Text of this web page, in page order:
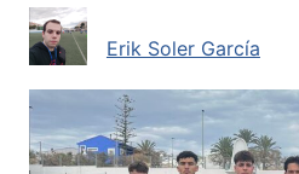
Erik Soler García